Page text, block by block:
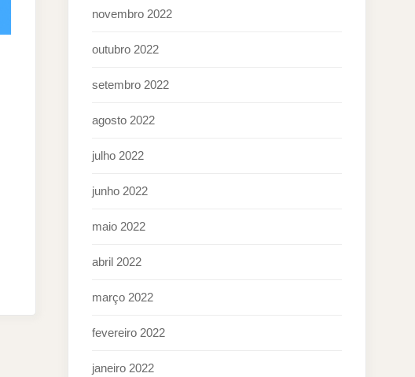
novembro 2022
outubro 2022
setembro 2022
agosto 2022
julho 2022
junho 2022
maio 2022
abril 2022
março 2022
fevereiro 2022
janeiro 2022